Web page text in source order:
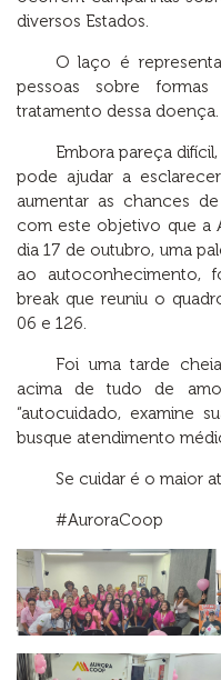
diversos Estados.
O laço é
pessoas sobre
tratamento dessa doença.
Embora pareça
pode ajudar a
aumentar as chances
com este objetivo que a
dia 17 de outubro, uma
ao autoconhecimento,
break que reuniu o
06 e 126.
Foi uma tarde
acima de tudo de
“autocuidado, examine
busque atendimento
Se cuidar é o maior
#AuroraCoop